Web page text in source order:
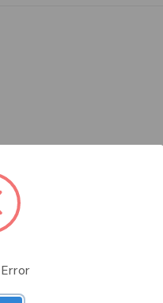
K, 440 lm, CRI 97,